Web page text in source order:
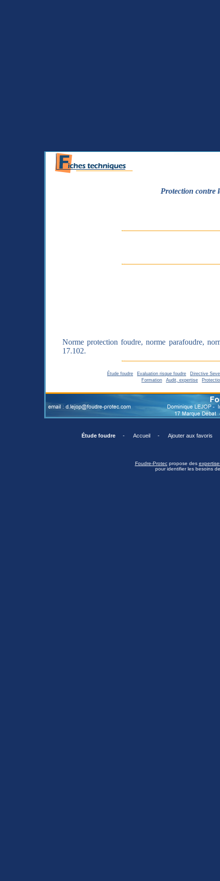
Protection contre
Norme protection foudre, norme parafoudre,
17.102.
Étude foudre Evaluation risque foudre
Directive
Formation
Audit, expertise
Étude foudre - Accueil - Ajouter aux favoris
Foudre-Protecpropose des
pour identifier les besoins